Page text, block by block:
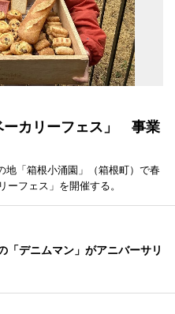
ーカリーフェス」 事業
「箱根小涌園」（箱根町）で春
フェス」を開催する。
「デニムマン」がアニバーサリ